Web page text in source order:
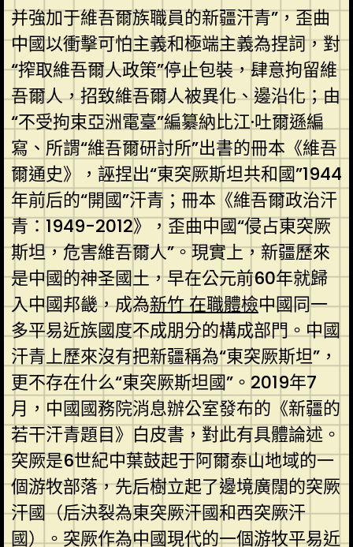
并強加于維吾爾族職員的新疆汗青”，歪曲
中國以衝擊可怕主義和極端主義為捏詞，對
“搾取維吾爾人政策”停止包裝，肆意拘留維
吾爾人，招致維吾爾人被異化、邊沿化；由
“不受拘束亞洲電臺”編纂納比江·吐爾遜編
寫、所謂“維吾爾研討所”出書的冊本《維吾
爾通史》，誣捏出“東突厥斯坦共和國”1944
年前后的“開國”汗青；冊本《維吾爾政治汗
青：1949-2012》，歪曲中國“侵占東突厥
斯坦，危害維吾爾人”。現實上，新疆歷來
是中國的神圣國土，早在公元前60年就歸
入中國邦畿，成為新竹 在職體檢中國同一
多平易近族國度不成朋分的構成部門。中國
汗青上歷來沒有把新疆稱為“東突厥斯坦”，
更不存在什么“東突厥斯坦國”。2019年7
月，中國國務院消息辦公室發布的《新疆的
若干汗青題目》白皮書，對此有具體論述。
突厥是6世紀中葉鼓起于阿爾泰山地域的一
個游牧部落，先后樹立起了邊境廣闊的突厥
汗國（后決裂為東突厥汗國和西突厥汗
國）。突厥作為中國現代的一個游牧平易近